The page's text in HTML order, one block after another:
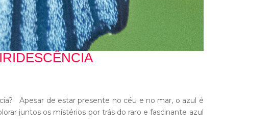
Apesar de estar presente no céu e no mar, o azul é
juntos os mistérios por trás do raro e fascinante azul